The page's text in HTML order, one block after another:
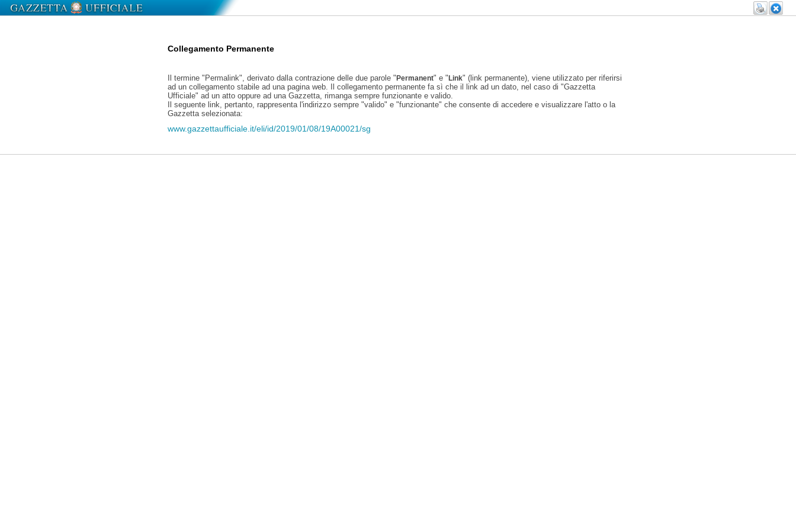
Collegamento Permanente
Il termine "Permalink", derivato dalla contrazione delle due parole "Permanent" e "Link" (link permanente), viene utilizzato per riferirsi
ad un collegamento stabile ad una pagina web. Il collegamento permanente fa sì che il link ad un dato, nel caso di "Gazzetta
Ufficiale" ad un atto oppure ad una Gazzetta, rimanga sempre funzionante e valido.
Il seguente link, pertanto, rappresenta l'indirizzo sempre "valido" e "funzionante" che consente di accedere e visualizzare l'atto o la
Gazzetta selezionata:
www.gazzettaufficiale.it/eli/id/2019/01/08/19A00021/sg